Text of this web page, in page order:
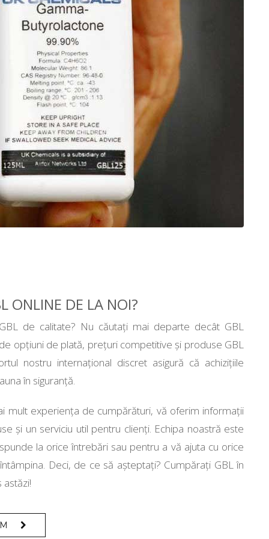
ONLINE DE LA NOI?
de calitate? Nu căutați mai departe decât GBL
opțiuni de plată, prețuri competitive și produse GBL
nostru internațional discret asigură că achizițiile
în siguranță.
mult experiența de cumpărături, vă oferim informații
și un serviciu util pentru clienți. Echipa noastră este
la orice întrebări sau pentru a vă ajuta cu orice
Deci, de ce să așteptați? Cumpărați GBL în